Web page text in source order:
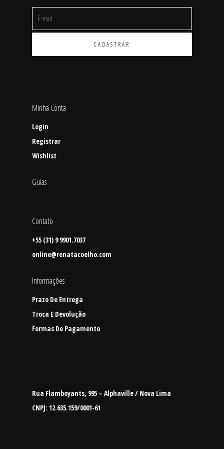
Minha Conta
Login
Registrar
Wishlist
Guias
Contato
+55 (31) 9 9901.7037
online@renatacoelho.com
Informações
Prazo De Entrega
Troca E Devolução
Formas De Pagamento
Rua Flamboyants, 995 – Alphaville / Nova Lima
CNPJ: 12.635.159/0001-61